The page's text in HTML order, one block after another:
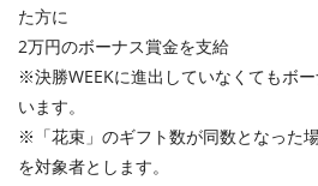
た方に
2万円のボーナス賞金を支給
※決勝WEEKに進出していなくてもボ
います。
※「花束」のギフト数が同数となった
を対象者とします。